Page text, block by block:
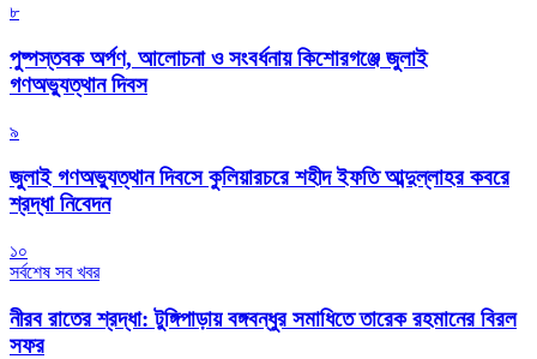
৮
পুষ্পস্তবক অর্পণ, আলোচনা ও সংবর্ধনায় কিশোরগঞ্জে জুলাই
গণঅভ্যুত্থান দিবস
৯
জুলাই গণঅভ্যুত্থান দিবসে কুলিয়ারচরে শহীদ ইফতি আব্দুল্লাহর কবরে
শ্রদ্ধা নিবেদন
১০
সর্বশেষ সব খবর
নীরব রাতের শ্রদ্ধা: টুঙ্গিপাড়ায় বঙ্গবন্ধুর সমাধিতে তারেক রহমানের বিরল
সফর